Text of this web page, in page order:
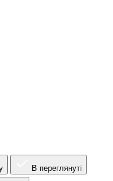
В переглянуті